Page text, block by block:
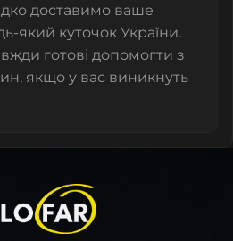
доставимо ваше
який куточок України.
готові допомогти з
якщо у вас виникнуть